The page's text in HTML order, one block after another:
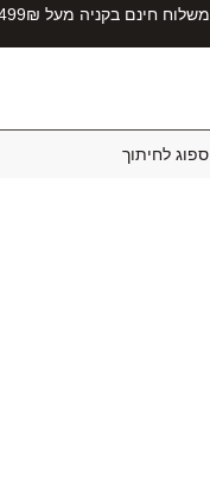
משלוח חינם בקניה מעל 499₪
ספוג לחיתוך